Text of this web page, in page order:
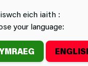
eich iaith :
your language:
i Wybodaeth